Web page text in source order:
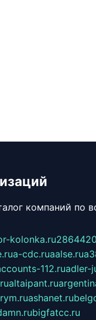
компаний по
kolonka.ru
a-cdc.ruaalse.ru
112.ruadler-
altaipant.ru
ashanet.ru
bigfatcc.ru